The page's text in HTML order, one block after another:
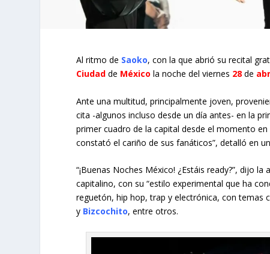
Al ritmo de Saoko, con la que abrió su recital
Ciudad de México la noche del viernes 28 de
Ante una multitud, principalmente joven,
cita -algunos incluso desde un día antes- en la
primer cuadro de la capital desde el momento
constató el cariño de sus fanáticos”, detalló en
“¡Buenas Noches México! ¿Estáis ready?”, dijo
capitalino, con su “estilo experimental que ha
reguetón, hip hop, trap y electrónica, con temas
y Bizcochito, entre otros.